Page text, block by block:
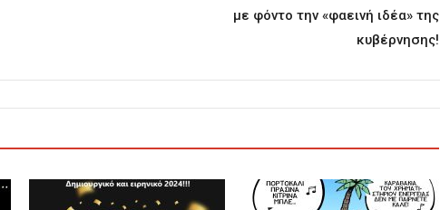
με φόντο την «φαεινή ιδέα» της
κυβέρνησης!